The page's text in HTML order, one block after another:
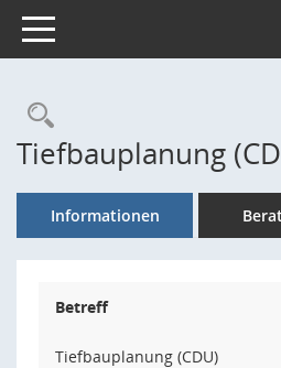
Toggle navigation
Rechercheauswahl
Tiefbauplanung
Informationen
Betreff
Tiefbauplanung (CDU)